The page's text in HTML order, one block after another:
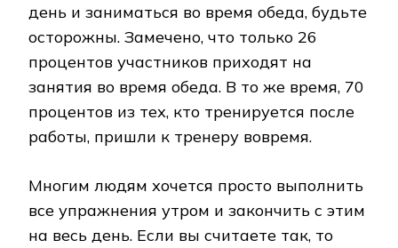
день и заниматься во время обеда, будьте
осторожны. Замечено, что только 26
процентов участников приходят на
занятия во время обеда. В то же время, 70
процентов из тех, кто тренируется после
работы, пришли к тренеру вовремя.
Многим людям хочется просто выполнить
все упражнения утром и закончить с этим
на весь день. Если вы считаете так, то